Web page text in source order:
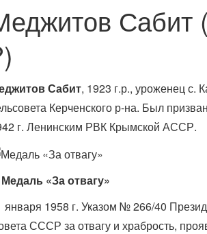
Сабит, 1923 г.р., уроженец с.
Керченского р-на. Был
г. Ленинским РВК Крымской АССР.
«За отвагу»
января 1958 г. Указом № 266/40
СССР за отвагу и храбрость,